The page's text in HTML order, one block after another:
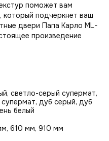
поможет вам
который подчеркнет ваш
двери Папа Карло ML-
произведение
светло-серый супермат,
дуб серый, дуб
белый
610 мм, 910 мм